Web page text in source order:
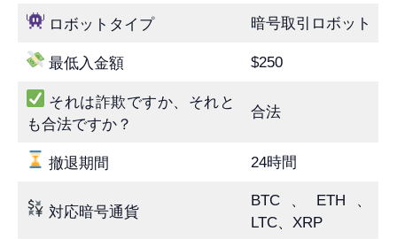
ロボットタイプ 暗号取引ロボット
最低入金額 $250
それは詐欺ですか、それと
も合法ですか？
合法
撤退期間 24時間
対応暗号通貨
BTC、ETH、
LTC、XRP